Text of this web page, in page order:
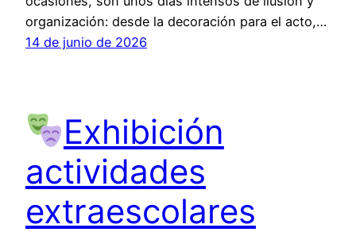
organización: desde la decoración para el acto,…
14 de junio de 2026
Exhibición
actividades
extraescolares